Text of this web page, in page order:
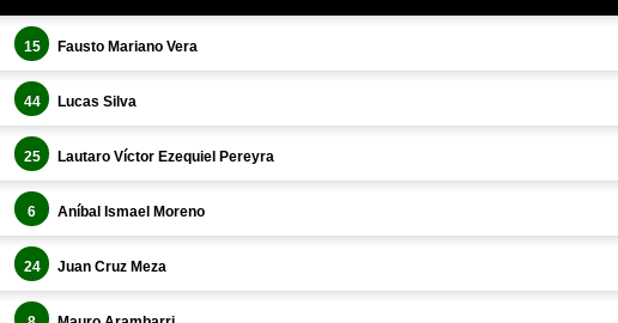
15 Fausto Mariano Vera
44 Lucas Silva
25 Lautaro Víctor Ezequiel Pereyra
6 Aníbal Ismael Moreno
24 Juan Cruz Meza